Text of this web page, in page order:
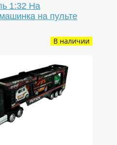
1:32 На
на пульте
В наличии